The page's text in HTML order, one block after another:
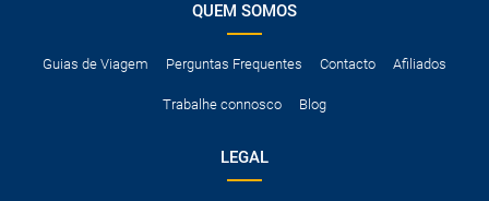
QUEM SOMOS
Guias de Viagem Perguntas Frequentes Contacto Afiliados
Trabalhe connosco Blog
LEGAL